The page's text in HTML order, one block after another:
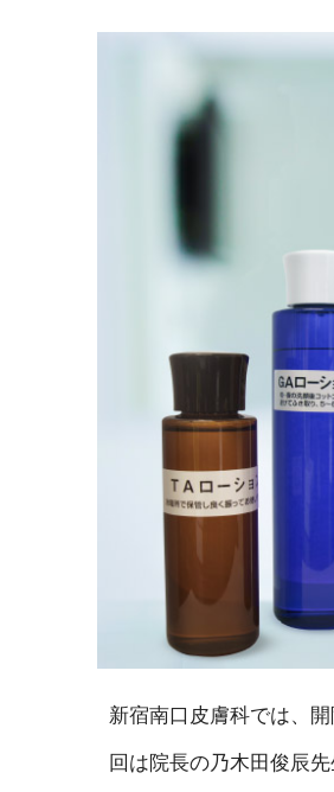
新宿南口皮膚科では、
回は院長の乃木田俊辰